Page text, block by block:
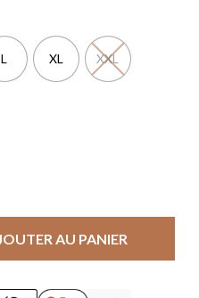
L XL XXL
AU PANIER